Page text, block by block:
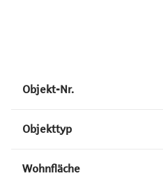
Objekt-Nr.
Objekttyp
Wohnfläche